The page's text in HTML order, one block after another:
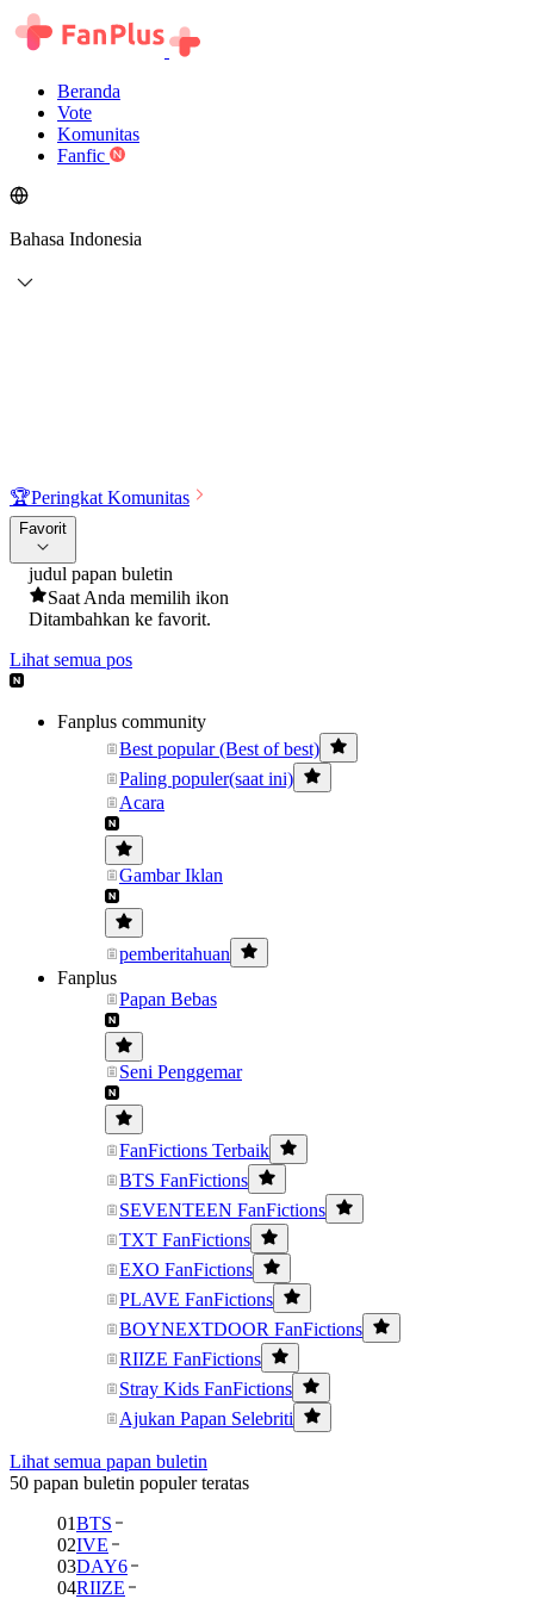
Beranda
Vote
Komunitas
Fanfic
Bahasa Indonesia
🏆Peringkat Komunitas
Favorit
judul papan buletin
Saat Anda memilih ikon
Ditambahkan ke favorit.
Lihat semua pos
Fanplus community
Best popular (Best of best)
Paling populer(saat ini)
Acara
Gambar Iklan
pemberitahuan
Fanplus
Papan Bebas
Seni Penggemar
FanFictions Terbaik
BTS FanFictions
SEVENTEEN FanFictions
TXT FanFictions
EXO FanFictions
PLAVE FanFictions
BOYNEXTDOOR FanFictions
RIIZE FanFictions
Stray Kids FanFictions
Ajukan Papan Selebriti
Lihat semua papan buletin
50 papan buletin populer teratas
01BTS
02IVE
03DAY6
04RIIZE